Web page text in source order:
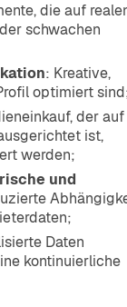
die auf
schwachen
: Kreative,
optimiert
der auf
ist,
werden;
und
Daten
kontinuierliche